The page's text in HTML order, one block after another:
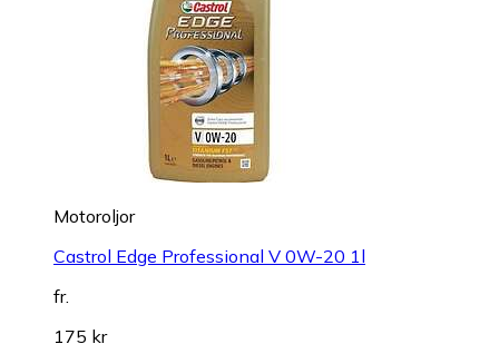
Motoroljor
Castrol Edge Professional V 0W-20 1l
fr.
175 kr